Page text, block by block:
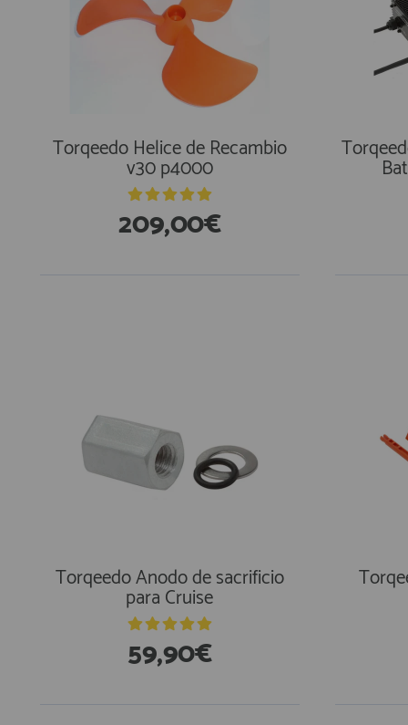
Torqeedo Helice de Recambio
v30 p4000
209,00€
Torqeedo Anodo de sacrificio
para Cruise
59,90€